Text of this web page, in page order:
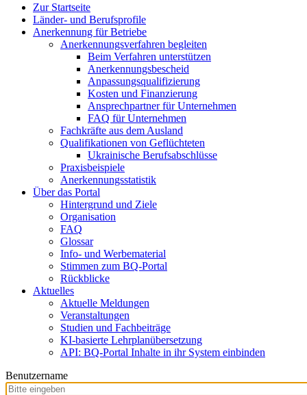
Zur Startseite
Länder- und Berufsprofile
Anerkennung für Betriebe
Anerkennungsverfahren begleiten
Beim Verfahren unterstützen
Anerkennungsbescheid
Anpassungsqualifizierung
Kosten und Finanzierung
Ansprechpartner für Unternehmen
FAQ für Unternehmen
Fachkräfte aus dem Ausland
Qualifikationen von Geflüchteten
Ukrainische Berufsabschlüsse
Praxisbeispiele
Anerkennungsstatistik
Über das Portal
Hintergrund und Ziele
Organisation
FAQ
Glossar
Info- und Werbematerial
Stimmen zum BQ-Portal
Rückblicke
Aktuelles
Aktuelle Meldungen
Veranstaltungen
Studien und Fachbeiträge
KI-basierte Lehrplanübersetzung
API: BQ-Portal Inhalte in ihr System einbinden
Benutzername